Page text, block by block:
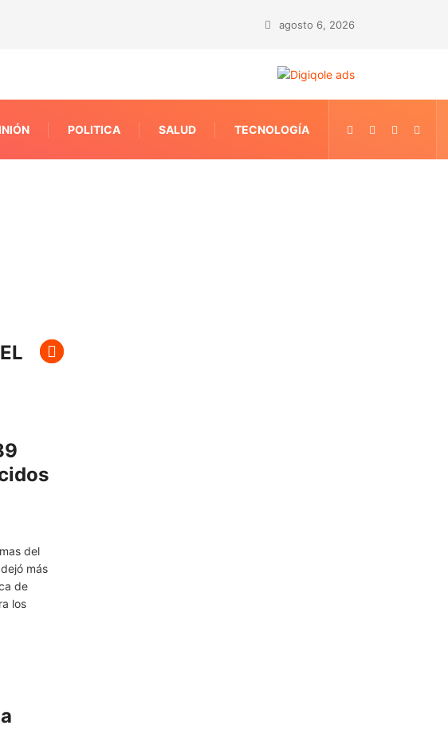
agosto 6, 2026
POLITICA SALUD TECNOLOGÍA
del
más
de
los